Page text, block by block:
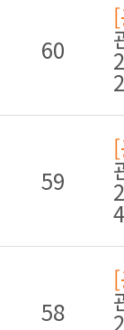
60
59
58